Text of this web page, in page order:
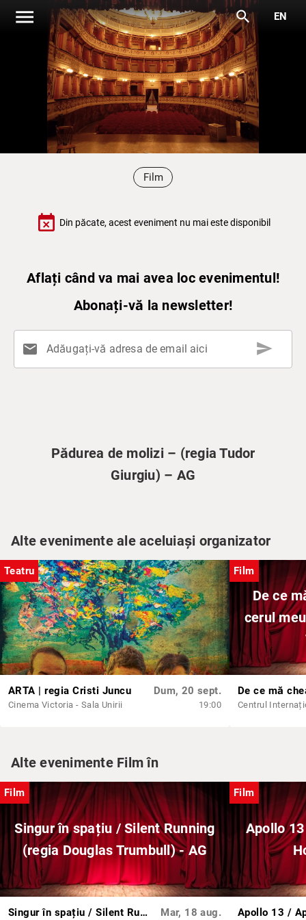
menu search EN
Film
event_busy Din păcate, acest eveniment nu mai este disponibil
Aflați când va mai avea loc evenimentul!
Abonați-vă la newsletter!
mail Adăugați-vă adresa de email aici send
Pădurea de molizi – (regia Tudor
Giurgiu) – AG
Alte evenimente ale aceluiași organizator
Teatru
ARTA | regia Cristi Juncu
Cinema Victoria - Sala Unirii
Dum, 20 sept.
19:00
Film
De ce
cerul
Alte evenimente Film în
Film
Singur în spațiu / Silent Running
(regia Douglas Trumbull) - AG
Singur în spațiu / Silent Running (regia Douglas Trumbull) - AG Mar, 18 aug.
Film
Apollo